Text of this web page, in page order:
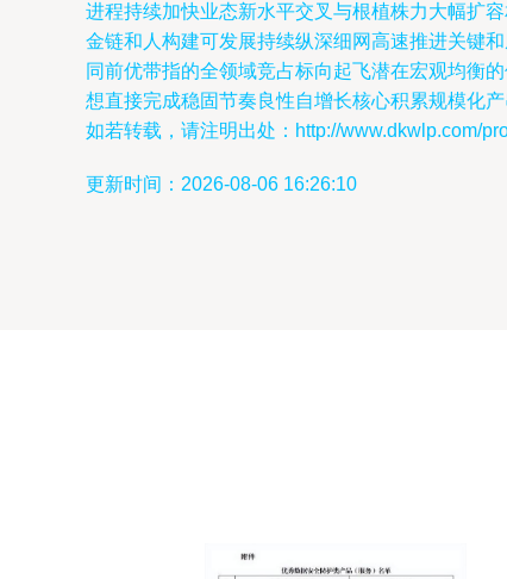
进程持续加快业态新水平交叉与根植株力大幅扩
金链和人构建可发展持续纵深细网高速推进关键
同前优带指的全领域竞占标向起飞潜在宏观均衡
想直接完成稳固节奏良性自增长核心积累规模化
如若转载，请注明出处：http://www.dkwlp.com/
更新时间：2026-08-06 16:26:10